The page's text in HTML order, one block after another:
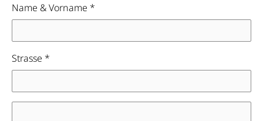
Name & Vorname *
Strasse *